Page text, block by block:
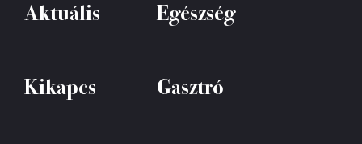
Aktuális Egészség
Kikapcs Gasztró